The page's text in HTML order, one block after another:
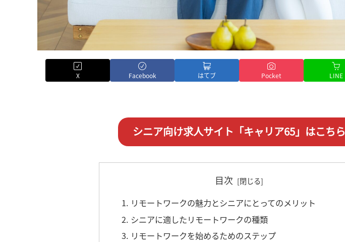
X Facebook はてブ Pocket LINE
シニア向け求人サイト「キャリア65」はこちら
目次
1. リモートワークの魅力とシニアにとってのメリット
2. シニアに適したリモートワークの種類
3. リモートワークを始めるためのステップ